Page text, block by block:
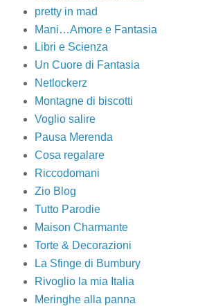
pretty in mad
Mani…Amore e Fantasia
Libri e Scienza
Un Cuore di Fantasia
Netlockerz
Montagne di biscotti
Voglio salire
Pausa Merenda
Cosa regalare
Riccodomani
Zio Blog
Tutto Parodie
Maison Charmante
Torte & Decorazioni
La Sfinge di Bumbury
Rivoglio la mia Italia
Meringhe alla panna